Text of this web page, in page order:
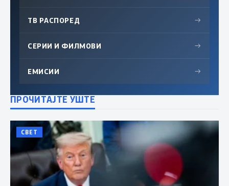
ТВ РАСПОРЕД →
СЕРИИ И ФИЛМОВИ →
ЕМИСИИ →
ПРОЧИТАЈТЕ УШТЕ
СВЕТ